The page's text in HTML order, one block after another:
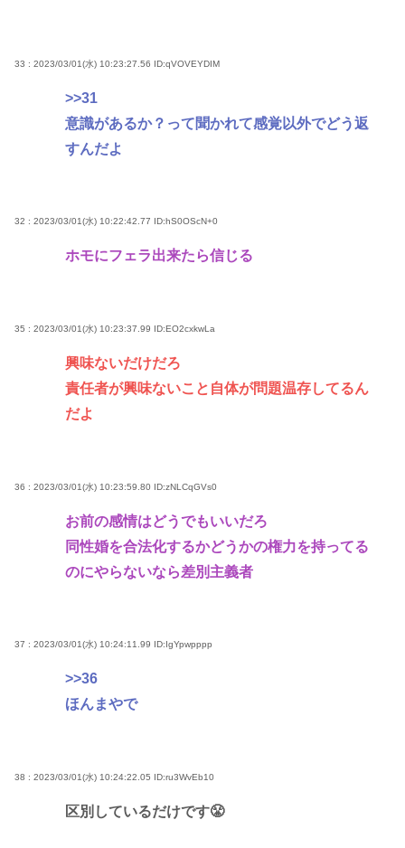
33 : 2023/03/01(水) 10:23:27.56 ID:qVOVEYDIM
>>31
意識があるか？って聞かれて感覚以外でどう返
すんだよ
32 : 2023/03/01(水) 10:22:42.77 ID:hS0OScN+0
ホモにフェラ出来たら信じる
35 : 2023/03/01(水) 10:23:37.99 ID:EO2cxkwLa
興味ないだけだろ
責任者が興味ないこと自体が問題温存してるん
だよ
36 : 2023/03/01(水) 10:23:59.80 ID:zNLCqGVs0
お前の感情はどうでもいいだろ
同性婚を合法化するかどうかの権力を持ってる
のにやらないなら差別主義者
37 : 2023/03/01(水) 10:24:11.99 ID:IgYpwpppp
>>36
ほんまやで
38 : 2023/03/01(水) 10:24:22.05 ID:ru3WvEb10
区別しているだけです😤